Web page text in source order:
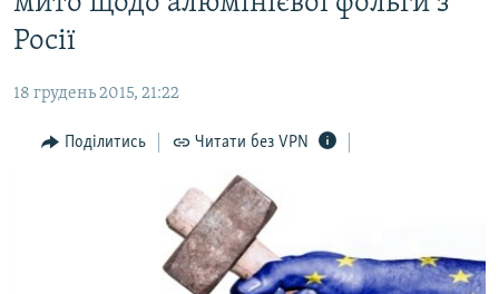
Перейти
до
основної
навігації
Перейти
ВІДЕО ТА ФОТО
БЛОГИ
ПОГЛЯД
Росії
18 грудень 2015, 21:22
Поділитись Читати без VPN